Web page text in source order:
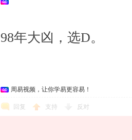
98年大凶，选D。
周易视频，让你学易更容易！
回复 支持 反对